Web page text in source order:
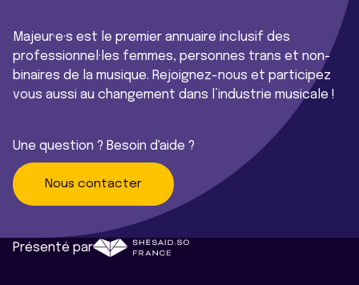
Majeur·e·s est le premier annuaire inclusif des
professionnel·les femmes, personnes trans et non-
binaires de la musique. Rejoignez-nous et participez
vous aussi au changement dans l’industrie musicale !
Une question ? Besoin d'aide ?
Nous contacter
Présenté par